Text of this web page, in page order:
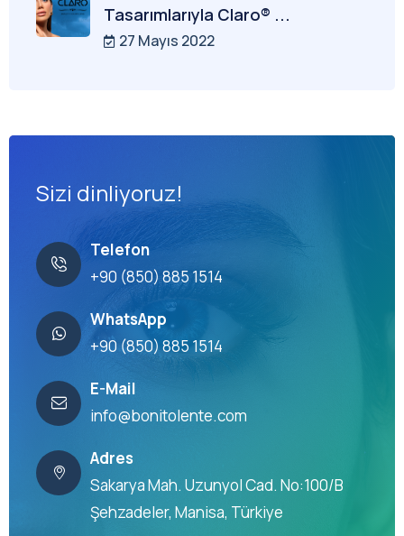
Tasarımlarıyla Claro® ...
27 Mayıs 2022
Sizi dinliyoruz!
Telefon
+90 (850) 885 1514
WhatsApp
+90 (850) 885 1514
E-Mail
info@bonitolente.com
Adres
Sakarya Mah. Uzunyol Cad. No:100/B
Şehzadeler, Manisa, Türkiye